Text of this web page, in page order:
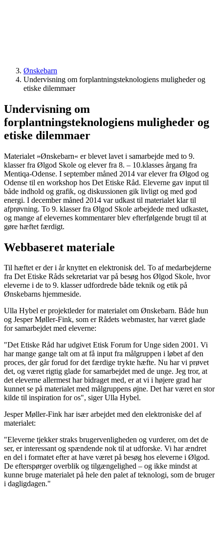
Ønskebarn
Undervisning om forplantningsteknologiens muligheder og
etiske dilemmaer
Undervisning om
forplantningsteknologiens muligheder og
etiske dilemmaer
Materialet »Ønskebarn« er blevet lavet i samarbejde med to 9.
klasser fra Ølgod Skole og elever fra 8. – 10.klasses årgang fra
Mentiqa-Odense. I september måned 2014 var elever fra Ølgod og
Odense til en workshop hos Det Etiske Råd. Eleverne gav input til
både indhold og grafik, og diskussionen gik livligt og med god
energi. I december måned 2014 var udkast til materialet klar til
afprøvning. To 9. klasser fra Ølgod Skole arbejdede med udkastet,
og mange af elevernes kommentarer blev efterfølgende brugt til at
gøre hæftet færdigt.
Webbaseret materiale
Til hæftet er der i år knyttet en elektronisk del. To af medarbejderne
fra Det Etiske Råds sekretariat var på besøg hos Ølgod Skole, hvor
eleverne i de to 9. klasser udfordrede både teknik og etik på
Ønskebarns hjemmeside.
Ulla Hybel er projektleder for materialet om Ønskebarn. Både hun
og Jesper Møller-Fink, som er Rådets webmaster, har været glade
for samarbejdet med eleverne:
"Det Etiske Råd har udgivet Etisk Forum for Unge siden 2001. Vi
har mange gange talt om at få input fra målgruppen i løbet af den
proces, der går forud for det færdige trykte hæfte. Nu har vi prøvet
det, og været rigtig glade for samarbejdet med de unge. Jeg tror, at
det eleverne allermest har bidraget med, er at vi i højere grad har
kunnet se på materialet med målgruppens øjne. Det har været en stor
kilde til inspiration for os", siger Ulla Hybel.
Jesper Møller-Fink har især arbejdet med den elektroniske del af
materialet:
"Eleverne tjekker straks brugervenligheden og vurderer, om det de
ser, er interessant og spændende nok til at udforske. Vi har ændret
en del i formatet efter at have været på besøg hos eleverne i Ølgod.
De efterspørger overblik og tilgængelighed – og ikke mindst at
kunne bruge materialet på hele den palet af teknologi, som de bruger
i dagligdagen."